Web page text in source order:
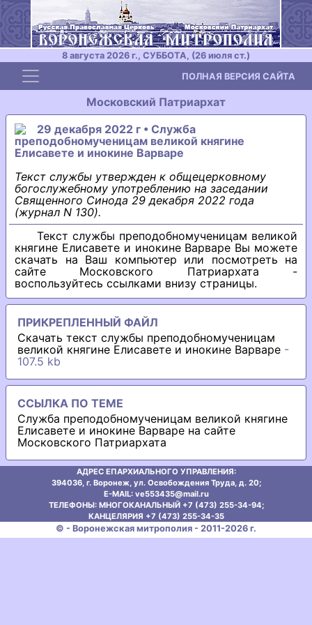
8 августа 2026 г., СУББОТА, (26 июля ст.)
Toggle navigation ПОЛНАЯ ВЕРСИЯ САЙТА
Московский Патриархат
29 декабря 2022 г • Служба
преподобномученицам великой княгине
Елисавете и инокине Варваре
Текст службы утвержден к общецерковному
богослужебному употреблению на заседании
Священного Синода 29 декабря 2022 года
(журнал N 130).
Текст службы преподобномученицам великой
княгине Елисавете и инокине Варваре Вы можете
скачать на Ваш компьютер или посмотреть на
сайте Московского Патриархата -
воспользуйтесь ссылками внизу страницы.
ПРИКРЕПЛЕННЫЙ ФАЙЛ
Скачать текст службы преподобномученицам
великой княгине Елисавете и инокине Варваре -
107.5 kb
ССЫЛКА ПО ТЕМЕ
Служба преподобномученицам великой княгине
Елисавете и инокине Варваре на сайте
Московского Патриархата
АДРЕС ЕПАРХИАЛЬНОГО УПРАВЛЕНИЯ:
394036, г. Воронеж, ул. Освобождения Труда, д. 20;
E-MAIL: ve553435@mаil.ru
ТЕЛЕФОНЫ: МНОГОКАНАЛЬНЫЙ +7 (473) 255-34-94;
КАНЦЕЛЯРИЯ +7 (473) 255-34-35
© - Воронежская митрополия - 2011-2026 г.